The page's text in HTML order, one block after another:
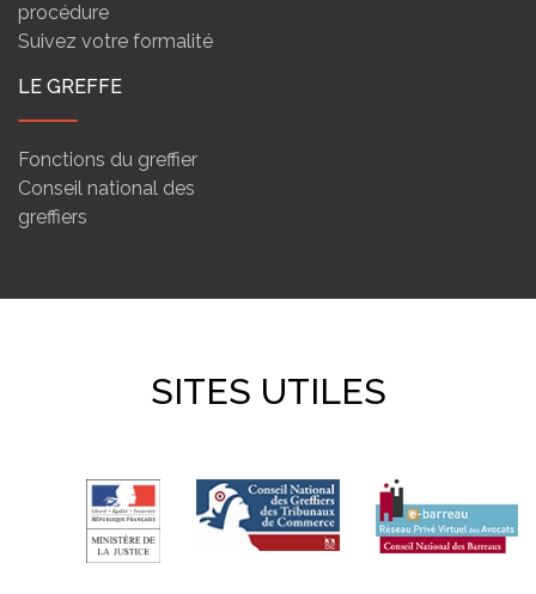
procédure
Suivez votre formalité
LE GREFFE
Fonctions du greffier
Conseil national des
greffiers
SITES UTILES